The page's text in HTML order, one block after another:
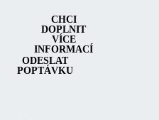
ODESLAT
POPTÁVKU
CHCI
DOPLNIT
VÍCE
INFORMACÍ